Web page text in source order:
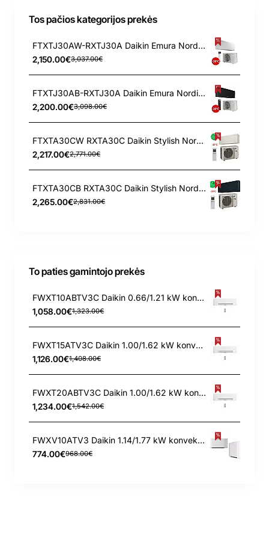
Tos pačios kategorijos prekės
FTXTJ30AW-RXTJ30A Daikin Emura Nordic 3.0/3.2 kW šilumos siurblys
2,150.00€3,037.00€
FTXTJ30AB-RXTJ30A Daikin Emura Nordic 3.0/3.2 kW šilumos siurblys
2,200.00€3,098.00€
FTXTA30CW RXTA30C Daikin Stylish Nordic 3.0/3.2 kW šilumos siurblys
2,217.00€2,771.00€
FTXTA30CB RXTA30C Daikin Stylish Nordic 3.0/3.2 kW šilumos siurblys
2,265.00€2,831.00€
To paties gamintojo prekės
FWXT10ABTV3C Daikin 0.66/1.21 kW konvektorius
1,058.00€1,323.00€
FWXT15ATV3C Daikin 1.00/1.62 kW konvektorius
1,126.00€1,408.00€
FWXT20ABTV3C Daikin 1.00/1.62 kW konvektorius
1,234.00€1,542.00€
FWXV10ATV3 Daikin 1.14/1.77 kW konvektorius
774.00€968.00€